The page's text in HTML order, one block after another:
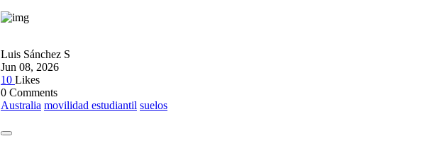
Luis Sánchez S
Jun 08, 2026
10 Likes
0 Comments
Australia movilidad estudiantil suelos